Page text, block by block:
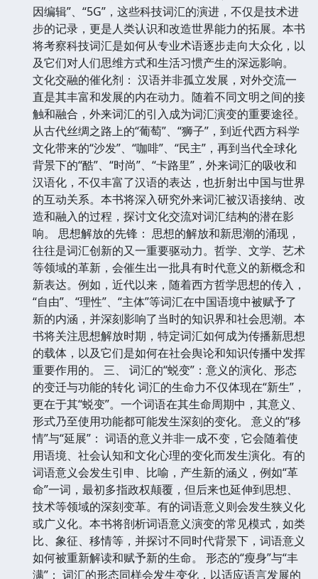
因编辑”、“5G”，这些科技词汇的演进，不仅是技术进
步的记录，更是人类认识和改造世界能力的拓展。本书
将考察科技词汇是如何从专业术语逐步走向大众化，以
及它们对人们思维方式和生活习惯产生的深远影响。
文化交融的催化剂： 汉语并非孤立发展，对外交流一
直是其丰富和发展的内在动力。随着不同文明之间的接
触和融合，外来词汇的引入成为词汇演变的重要途径。
从古代丝绸之路上的“葡萄”、“狮子”，到近代西方科学
文化带来的“沙发”、“咖啡”、“民主”，再到当代全球化
背景下的“酷”、“时尚”、“卡路里”，外来词汇的吸收和
汉语化，不仅丰富了汉语的表达，也折射出中国与世界
的互动关系。本书将深入研究外来词汇被汉语接纳、改
造和融入的过程，探讨文化交流对词汇结构的潜在影
响。 思想解放的先锋： 思想的解放和新思潮的涌现，
往往是词汇创新的又一重要驱动力。哲学、文学、艺术
等领域的革新，会催生出一批具有时代意义的新概念和
新表达。例如，近代以来，随着西方哲学思想的传入，
“自由”、“理性”、“主体”等词汇在中国语境中被赋予了
新的内涵，并深刻影响了当时的知识界和社会思潮。本
书将关注思想解放时期，特定词汇如何成为传播新思想
的载体，以及它们是如何在社会舆论和知识传播中发挥
重要作用的。 三、 词汇的“蜕变”：意义的演化、形态
的变迁与功能的转化 词汇的生命力不仅体现在“新生”，
更在于其“蜕变”。一个词语在其生命周期中，其意义、
形式乃至使用功能都可能发生深刻的变化。 意义的“移
情”与“延展”： 词语的意义并非一成不变，它会随着使
用语境、社会认知和文化心理的变化而发生演化。有的
词语意义会发生引申、比喻，产生新的涵义，例如“革
命”一词，最初多指政权颠覆，但后来也延伸到思想、
技术等领域的深刻变革。有的词语意义则会发生狭义化
或广义化。本书将剖析词语意义演变的常见模式，如类
比、象征、移情等，并探讨不同时代背景下，词语意义
如何被重新解读和赋予新的生命。 形态的“瘦身”与“丰
满”： 词汇的形态同样会发生变化，以适应语言发展的